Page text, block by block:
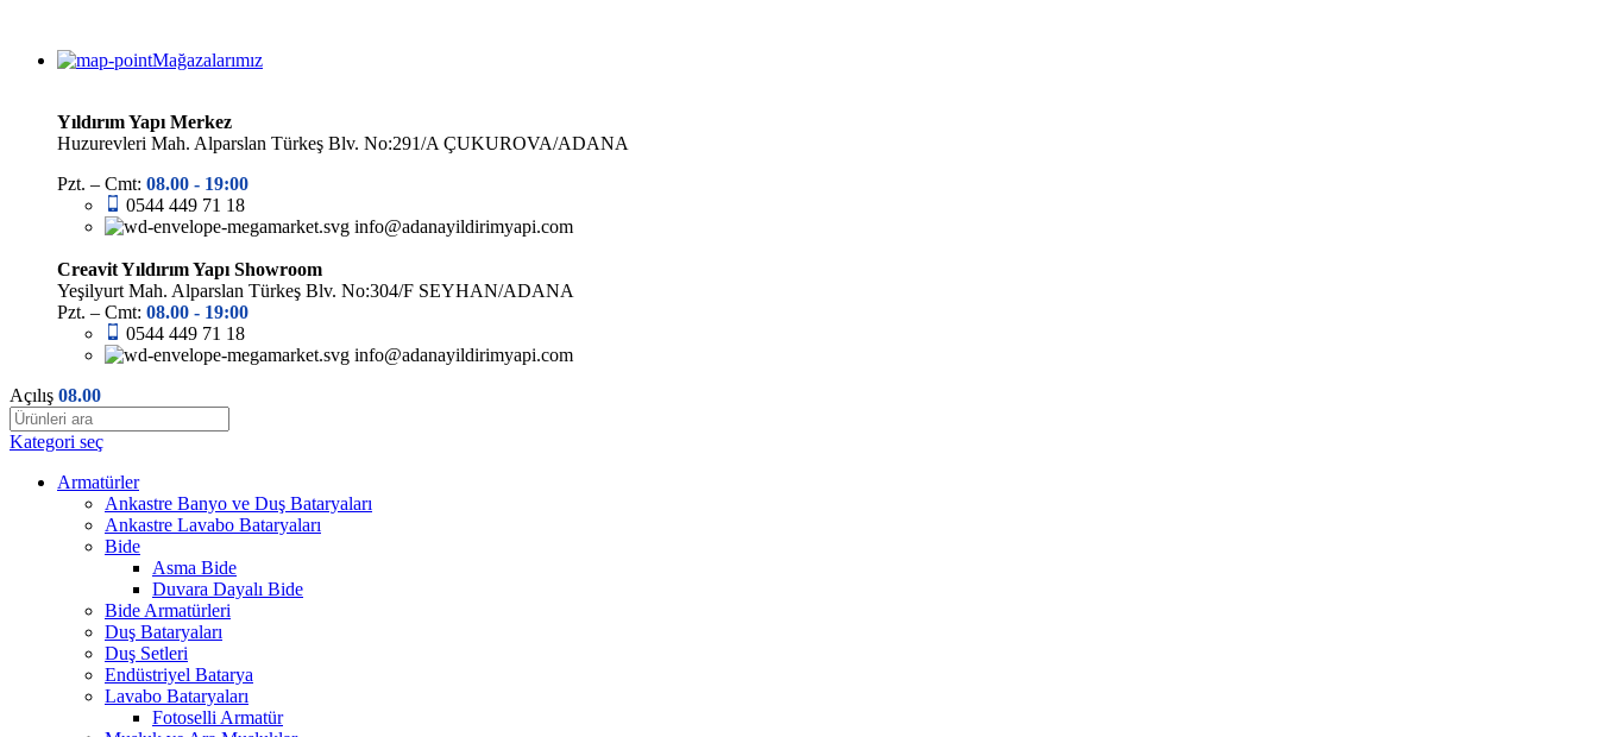
Mağazalarımız
Yıldırım Yapı Merkez
Huzurevleri Mah. Alparslan Türkeş Blv. No:291/A ÇUKUROVA/ADANA
Pzt. – Cmt: 08.00 - 19:00
0544 449 71 18
info@adanayildirimyapi.com
Creavit Yıldırım Yapı Showroom
Yeşilyurt Mah. Alparslan Türkeş Blv. No:304/F SEYHAN/ADANA
Pzt. – Cmt: 08.00 - 19:00
0544 449 71 18
info@adanayildirimyapi.com
Açılış 08.00
Kategori seç
Armatürler
Ankastre Banyo ve Duş Bataryaları
Ankastre Lavabo Bataryaları
Bide
Asma Bide
Duvara Dayalı Bide
Bide Armatürleri
Duş Bataryaları
Duş Setleri
Endüstriyel Batarya
Lavabo Bataryaları
Fotoselli Armatür